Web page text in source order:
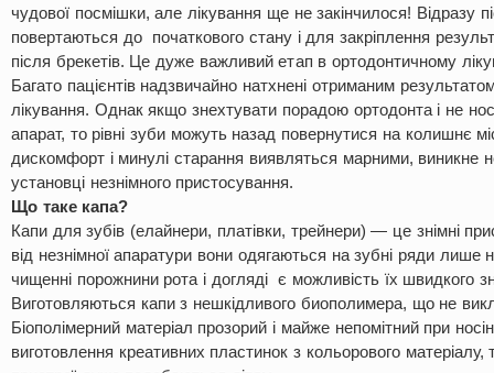
чудової посмішки, але лікування ще не закінчилося! Відразу
повертаються до початкового стану і для закріплення
після брекетів. Це дуже важливий етап в ортодонтичному
Багато пацієнтів надзвичайно натхнені отриманим
лікування. Однак якщо знехтувати порадою ортодонта і не
апарат, то рівні зуби можуть назад повернутися на колишнє
дискомфорт і минулі старання виявляться марними, виникне
установці незнімного пристосування.
Що таке капа?
Капи для зубів (елайнери, платівки, трейнери) — це знімні
від незнімної апаратури вони одягаються на зубні ряди лише
чищенні порожнини рота і догляді є можливість їх швидкого
Виготовляються капи з нешкідливого биополимера, що не
Біополімерний матеріал прозорий і майже непомітний при
виготовлення креативних пластинок з кольорового матеріалу,